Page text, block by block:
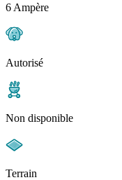
6 Ampère
Autorisé
Non disponible
Terrain